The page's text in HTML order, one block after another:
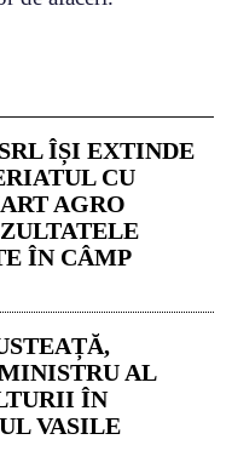
ÎȘI EXTINDE
CU
AGRO
ÎN CÂMP
AL
ÎN
VASILE